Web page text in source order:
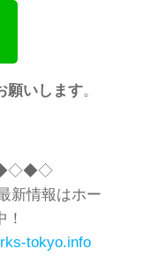
願いします。
新情報はホー
tokyo.info